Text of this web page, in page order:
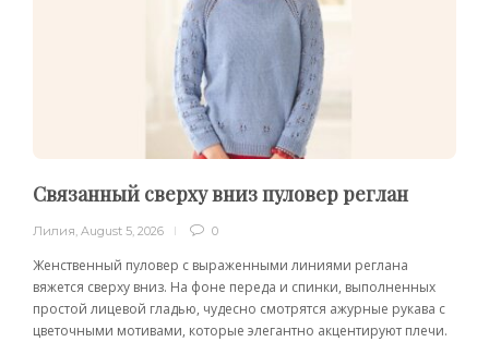
Связанный сверху вниз пуловер реглан
Лилия, August 5, 2026 0
Женственный пуловер с выраженными линиями реглана
вяжется сверху вниз. На фоне переда и спинки, выполненных
простой лицевой гладью, чудесно смотрятся ажурные рукава с
цветочными мотивами, которые элегантно акцентируют плечи.